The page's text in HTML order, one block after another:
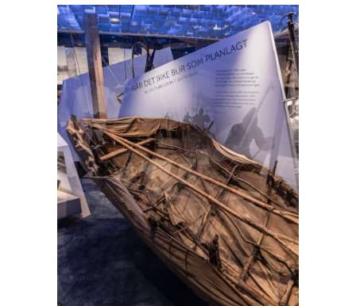
Foto: Andreas Bache-
Wiig
Foto: Andreas Bache-
Wiig